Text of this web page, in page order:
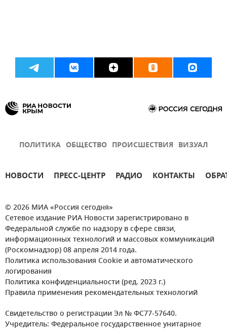
ПОЛИТИКА ОБЩЕСТВО ПРОИСШЕСТВИЯ ВИЗУАЛ
НОВОСТИ ПРЕСС-ЦЕНТР РАДИО КОНТАКТЫ
© 2026 МИА «Россия сегодня»
Сетевое издание РИА Новости зарегистрировано в
Федеральной службе по надзору в сфере связи,
информационных технологий и массовых коммуникаций
(Роскомнадзор) 08 апреля 2014 года.
Политика использования Cookie и автоматического
логирования
Политика конфиденциальности (ред. 2023 г.)
Правила применения рекомендательных технологий
Свидетельство о регистрации Эл № ФС77-57640.
Учредитель: Федеральное государственное унитарное